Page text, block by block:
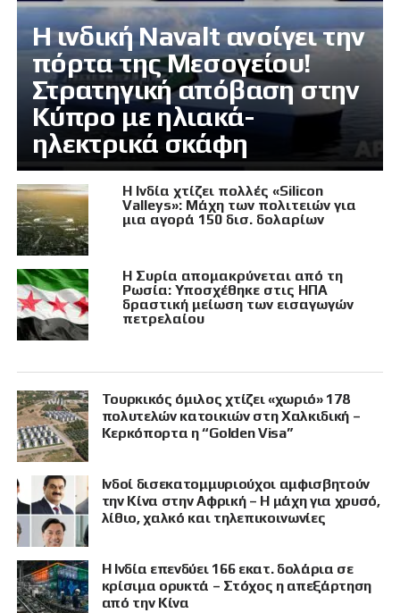
Η ινδική Navalt ανοίγει την
πόρτα της Μεσογείου!
Στρατηγική απόβαση στην
Κύπρο με ηλιακά-
ηλεκτρικά σκάφη
Η Ινδία χτίζει πολλές «Silicon
Valleys»: Μάχη των πολιτειών για
μια αγορά 150 δισ. δολαρίων
Η Συρία απομακρύνεται από τη
Ρωσία: Υποσχέθηκε στις ΗΠΑ
δραστική μείωση των εισαγωγών
πετρελαίου
Τουρκικός όμιλος χτίζει «χωριό» 178
πολυτελών κατοικιών στη Χαλκιδική –
Κερκόπορτα η “Golden Visa”
Ινδοί δισεκατομμυριούχοι αμφισβητούν
την Κίνα στην Αφρική – Η μάχη για χρυσό,
λίθιο, χαλκό και τηλεπικοινωνίες
Η Ινδία επενδύει 166 εκατ. δολάρια σε
κρίσιμα ορυκτά – Στόχος η απεξάρτηση
από την Κίνα